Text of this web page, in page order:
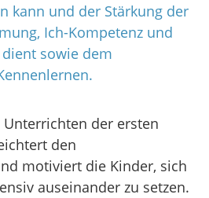
kann und der Stärkung der
Ich-Kompetenz und
sowie dem
der ersten
den
motiviert die Kinder, sich
auseinander zu setzen.